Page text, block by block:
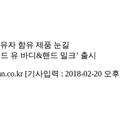
자 함유 제품 눈길
유 바디&핸드 밀크’ 출시
[기사입력 : 2018-02-20 오후